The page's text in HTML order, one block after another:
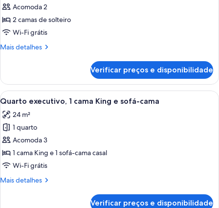
de
Quarto
executivo,
camas
Acomoda 2
2 camas de solteiro
Wi-Fi grátis
Mais detalhes
Mais
executivo,
camas
solteiro
Verificar preços e disponibilidade
Carrega
todas
as
fotos
de
Quarto
executivo,
cama
Quarto de hotel com uma cama
4
Quarto executivo, 1 cama King e sofá-cama
24 m²
1 quarto
Acomoda 3
1 cama King e 1 sofá-cama casal
Wi-Fi grátis
Mais detalhes
Mais
Verificar preços e disponibilidade